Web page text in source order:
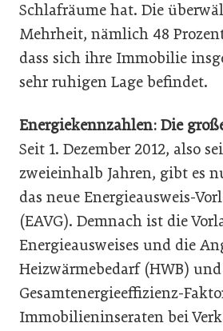
Schlafräume hat. Die
Mehrheit, nämlich 48
dass sich ihre Immobilie
sehr ruhigen Lage befindet.
Energiekennzahlen: Die
Seit 1. Dezember 2012, also
zweieinhalb Jahren, gibt es
das neue Energieausweis-
(EAVG). Demnach ist die
Energieausweises und die
Heizwärmebedarf (HWB) und
Gesamtenergieeffizienz-
Immobilieninseraten bei